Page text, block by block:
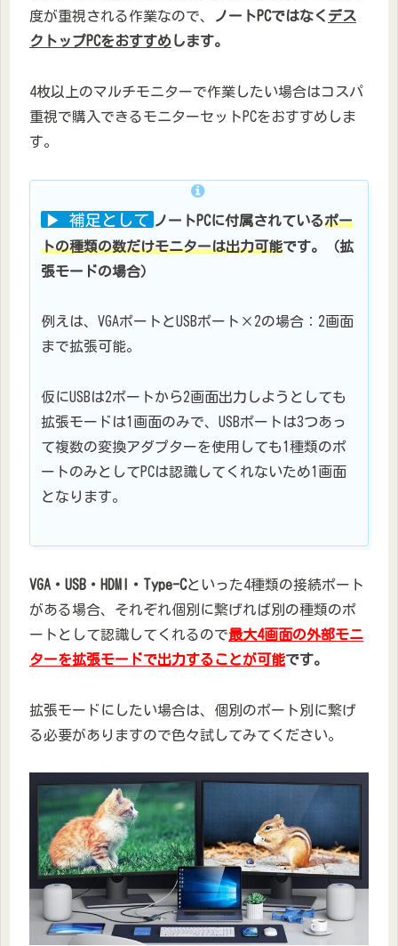
度が重視される作業なので、
ノートPCではなく デス
クトップPCをおすすめ します。
4枚以上のマルチモニターで作業したい場合はコスパ
重視で購入できるモニターセットPCをおすすめしま
す。
▶ 補足として ノートPCに付属されているポー
トの種類の数だけモニターは出力可能です。（拡
張モードの場合）
例えは、VGAポートとUSBポート×2の場合：2画面
まで拡張可能。
仮にUSBは2ポートから2画面出力しようとしても
拡張モードは1画面のみで、USBポートは3つあっ
て複数の変換アダプターを使用しても1種類のポ
ートのみとしてPCは認識してくれないため1画面
となります。
VGA・USB・HDMI・Type-Cといった4種類の接続ポート
がある場合、それぞれ個別に繋げれば別の種類のポ
ートとして認識してくれるので最大4画面の外部モニ
ターを拡張モードで出力することが可能です。
拡張モードにしたい場合は、個別のポート別に繋げ
る必要がありますので色々試してみてください。